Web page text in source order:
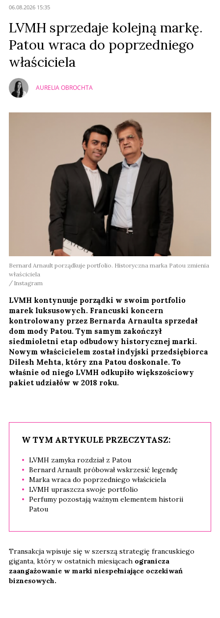
06.08.2026 15:35
LVMH sprzedaje kolejną markę.
Patou wraca do poprzedniego
właściciela
AURELIA OBROCHTA
Bernard Arnault porządkuje portfolio. Historyczna marka Patou zmienia
właściciela
Instagram
LVMH kontynuuje porządki w swoim portfolio
marek luksusowych. Francuski koncern
kontrolowany przez Bernarda Arnaulta sprzedał
dom mody Patou. Tym samym zakończył
siedmioletni etap odbudowy historycznej marki.
Nowym właścicielem został indyjski przedsiębiorca
Dilesh Mehta, który zna Patou doskonale. To
właśnie od niego LVMH odkupiło większościowy
pakiet udziałów w 2018 roku.
W TYM ARTYKULE PRZECZYTASZ:
LVMH zamyka rozdział z Patou
Bernard Arnault próbował wskrzesić legendę
Marka wraca do poprzedniego właściciela
LVMH upraszcza swoje portfolio
Perfumy pozostają ważnym elementem historii
Patou
Transakcja wpisuje się w szerszą strategię francuskiego
giganta, który w ostatnich miesiącach ogranicza
zaangażowanie w marki niespełniające oczekiwań
biznesowych.